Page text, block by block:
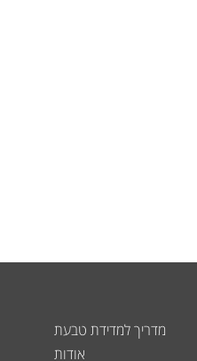
מדריך למדידת טבעת
אודות